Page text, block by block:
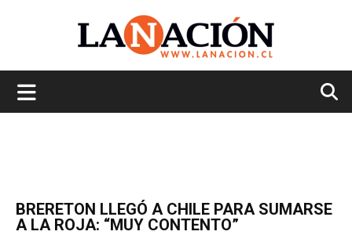
BRERETON LLEGÓ A CHILE PARA SUMARSE
A LA ROJA: “MUY CONTENTO”